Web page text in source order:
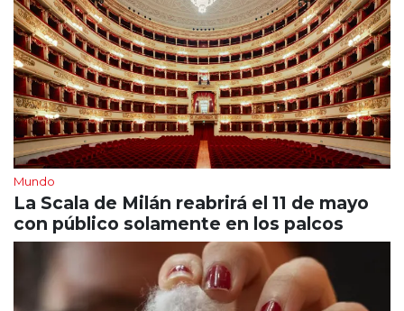
Mundo
La Scala de Milán reabrirá el 11 de mayo
con público solamente en los palcos